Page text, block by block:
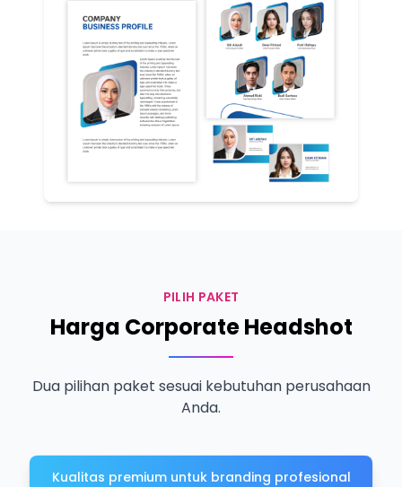
PILIH PAKET
Harga Corporate Headshot
Dua pilihan paket sesuai kebutuhan perusahaan
Anda.
Kualitas premium untuk branding profesional